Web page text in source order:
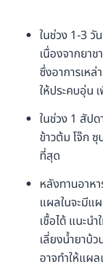
ในช่วง 1-3 วั
เนื่องจากยา
ซึ่งอาการเหล่
ให้ประคบอุ่น
ในช่วง 1 สัป
ข้าวต้ม โจ๊ก
ที่สุด
หลังทานอาห
แผลในจะมีแ
เชื้อได้ แนะน
เลี่ยงน้ำยาบ้
อาจทำให้แผ